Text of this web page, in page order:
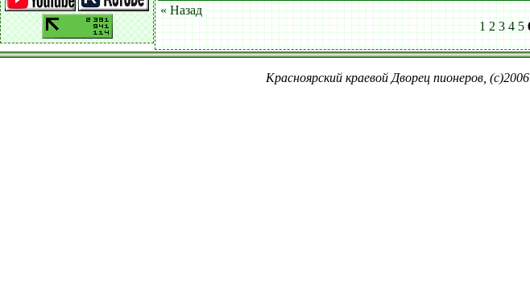
« Назад
1 2 3 4 5
Красноярский краевой Дворец пионеров,